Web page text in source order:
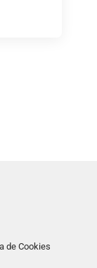
de Cookies